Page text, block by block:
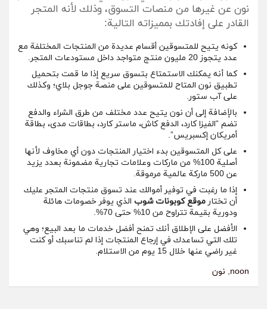
نون عن غيرها من منصات التسوق، وذلك لأنه المتجر
القادر على إفادتك بمميزاته التالية:
كونه يتيح للمتسوقين أقسام عديدة من المنتجات المختلفة مع
عدد يتجوز 20 مليون منتج متواجد داخل مستودعات المتجر.
كما أنه يمكنك الاستمتاع بتسوق سريع إذا ما قمت بتحميل
تطبيق نون المتاح للمتسوقين على منصة جوجل بلاي؛ وكذلك
على آب ستور.
بالإَضافة إلى أن نون يتيح عدد مختلف من طرق الشراء والدفع
تضم “الفيزا كارد، الدفع كاش، ماستر كارد، بطاقات مدى، بطاقة
أمريكان إكسبريس”.
على كل المتسوقين بدء اختيار المنتجات دون أي مخاوف لأنها
أصلية 100% من ماركات وعلامات تجارية مضمونة بعدد يزيد
عن 500 ماركة عالمية مرموقة.
إذا ما رغبت في توفير أموالك عند تسوق منتجات المتجر عليك
أن تختار موقع كوبونات شوب الذي يوفر خصومات هائلة
ودورية بقيمة تتراوح من 10% حتى 70%.
الأفضل على الإطلاق أنك تمنح أفضل خدمات ما بعد البيع؛ وهي
تلك التي تساعدك في إرجاع المنتجات إذا لم تناسبك أو كنت
غير راضي عنها خلال 15 يوم من الاستلام.
noon
, نون